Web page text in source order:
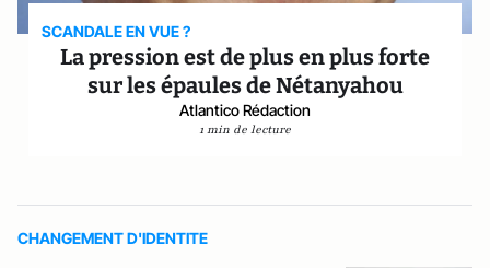
SCANDALE EN VUE ?
La pression est de plus en plus forte
sur les épaules de Nétanyahou
Atlantico Rédaction
1 min de lecture
CHANGEMENT D'IDENTITE